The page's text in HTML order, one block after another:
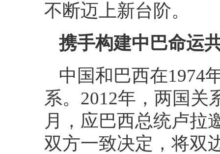
不断迈上新台阶。
携手构建中巴命运
中国和巴西在1974
系。2012年，两国关
月，应巴西总统卢拉
双方一致决定，将双